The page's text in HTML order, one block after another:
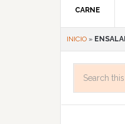
CARNE
INICIO »